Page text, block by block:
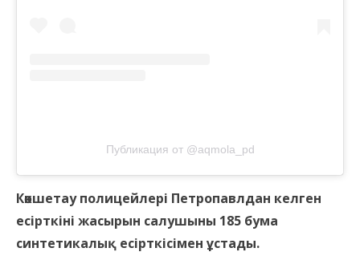
Публикация от @aqmola_pd
Көкшетау полицейлері Петропавлдан келген
есірткіні жасырын салушыны 185 бума
синтетикалық есірткісімен ұстады.